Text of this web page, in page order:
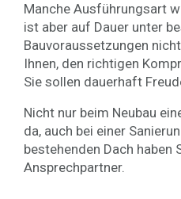
Manche Ausführungsart
ist aber auf Dauer unter
Bauvoraussetzungen
Ihnen, den richtigen
Sie sollen dauerhaft
Nicht nur beim Neubau
da, auch bei einer
bestehenden Dach haben
Ansprechpartner.